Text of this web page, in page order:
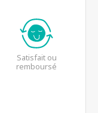
Satisfait ou
remboursé